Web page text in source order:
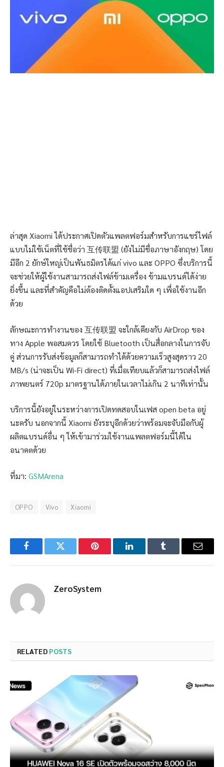
ล่าสุด Xiaomi ได้ประกาศเปิดตัวแพลตฟอร์มสำหรับการแชร์ไฟล์
แบบไม่ใช้เน็ตที่ใช้ชื่อว่า 互传联盟 (ยังไม่มีชื่อภาษาอังกฤษ) โดย
มีอีก 2 ยักษ์ใหญ่เป็นพันธมิตรได้แก่ vivo และ OPPO ซึ่งบริการนี้
จะช่วยให้ผู้ใช้งานสามารถส่งไฟล์ข้ามเครื่อง ข้ามแบรนด์ได้ง่าย
ยิ่งขึ้น และที่สำคัญคือไม่ต้องติดตั้งแอปเสริมใด ๆ เพื่อใช้งานอีก
ด้วย
ลักษณะการทำงานของ 互传联盟 จะใกล้เคียงกับ AirDrop ของ
ทาง Apple พอสมควร โดยใช้ Bluetooth เป็นสื่อกลางในการจับ
คู่ ส่วนการรับส่งข้อมูลก็สามารถทำได้ด้วยความเร็วสูงสุดราว 20
MB/s (น่าจะเป็น Wi-Fi direct) ที่เมื่อเทียบแล้วก็สามารถส่งไฟล์
ภาพยนตร์ 720p มาตรฐานได้ภายในเวลาไม่เกิน 2 นาทีเท่านั้น
บริการนี้ยังอยู่ในระหว่างการเปิดทดสอบในเฟส open beta อยู่
นะครับ นอกจากนี้ Xiaomi ยังระบุอีกด้วยว่าพร้อมจะจับมือกับผู้
ผลิตแบรนด์อื่น ๆ ให้เข้ามาร่วมใช้งานแพลตฟอร์มนี้ได้ใน
อนาคตด้วย
ที่มา: GSMArena
OPPO Vivo Xiaomi
FacebookTwitter Pinterest LinkedInTumblr Email
ZeroSystem
RELATED POSTS